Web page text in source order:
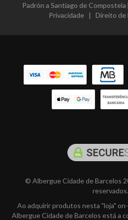
Padrón a Santiago de Compostela
Privacidade | Direito de
© Albergue Cidade de Barcelos
reservados.
Ao adquirir produtos nesta "loja"
Albergue Cidade de Barcelos está a